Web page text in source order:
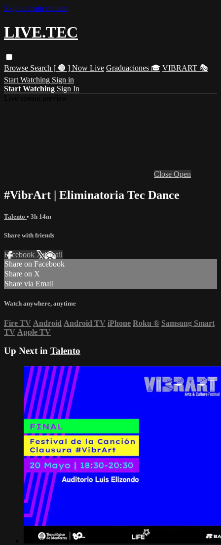
Skip to main content
LIVE.TEC
Browse Search [ 🔴 ] Now Live Graduaciones 🎓 VIBRART 🎭
Start Watching Sign in
Start Watching Sign In
Close Open
#VibrArt | Eliminatoria Tec Dance
Talento • 3h 14m
Share with friends
Facebook XEmail
Share on Facebook
Share on X
Share via Email
Watch anywhere, anytime
Fire TV Android Android TV iPhone Roku ® Samsung Smart
TV Apple TV
Up Next in Talento